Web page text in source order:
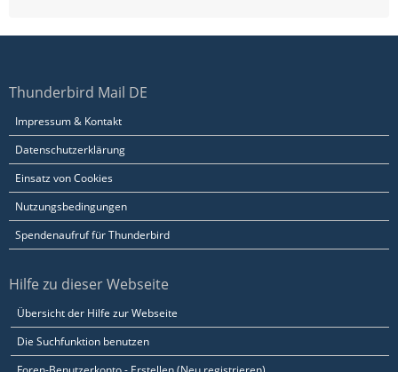
Thunderbird Mail DE
Impressum & Kontakt
Datenschutzerklärung
Einsatz von Cookies
Nutzungsbedingungen
Spendenaufruf für Thunderbird
Hilfe zu dieser Webseite
Übersicht der Hilfe zur Webseite
Die Suchfunktion benutzen